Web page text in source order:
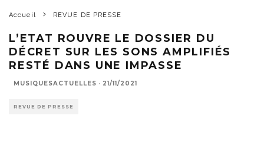
Accueil REVUE DE PRESSE
L’ETAT ROUVRE LE DOSSIER DU
DÉCRET SUR LES SONS AMPLIFIÉS
RESTÉ DANS UNE IMPASSE
MUSIQUESACTUELLES · 21/11/2021
REVUE DE PRESSE